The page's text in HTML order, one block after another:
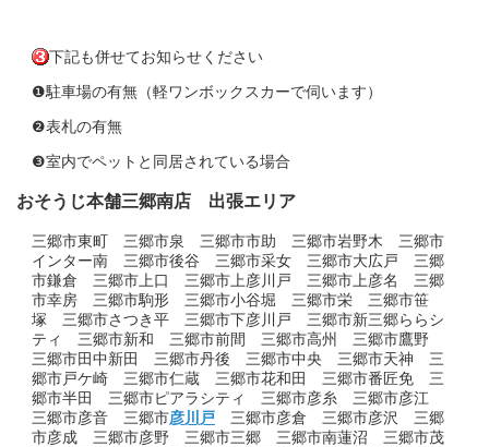
下記も併せてお知らせください
❶駐車場の有無（軽ワンボックスカーで伺います）
❷表札の有無
❸室内でペットと同居されている場合
おそうじ本舗三郷南店 出張エリア
三郷市東町 三郷市泉 三郷市市助 三郷市岩野木 三郷市
インター南 三郷市後谷 三郷市采女 三郷市大広戸 三郷
市鎌倉 三郷市上口 三郷市上彦川戸 三郷市上彦名 三郷
市幸房 三郷市駒形 三郷市小谷堀 三郷市栄 三郷市笹
塚 三郷市さつき平 三郷市下彦川戸 三郷市新三郷ららシ
ティ 三郷市新和 三郷市前間 三郷市高州 三郷市鷹野
三郷市田中新田 三郷市丹後 三郷市中央 三郷市天神 三
郷市戸ケ崎 三郷市仁蔵 三郷市花和田 三郷市番匠免 三
郷市半田 三郷市ピアラシティ 三郷市彦糸 三郷市彦江
三郷市彦音 三郷市彦川戸 三郷市彦倉 三郷市彦沢 三郷
市彦成 三郷市彦野 三郷市三郷 三郷市南蓮沼 三郷市茂